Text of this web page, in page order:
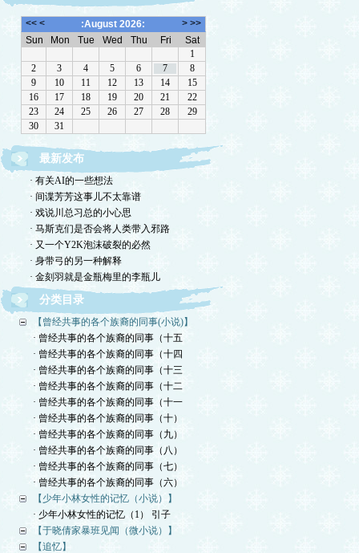
最新发布
· 有关AI的一些想法
· 间谍芳芳这事儿不太靠谱
· 戏说川总习总的小心思
· 马斯克们是否会将人类带入邪路
· 又一个Y2K泡沫破裂的必然
· 身带弓的另一种解释
· 金刻羽就是金瓶梅里的李瓶儿
分类目录
【曾经共事的各个族裔的同事(小说)】
· 曾经共事的各个族裔的同事（十五
· 曾经共事的各个族裔的同事（十四
· 曾经共事的各个族裔的同事（十三
· 曾经共事的各个族裔的同事（十二
· 曾经共事的各个族裔的同事（十一
· 曾经共事的各个族裔的同事（十）
· 曾经共事的各个族裔的同事（九）
· 曾经共事的各个族裔的同事（八）
· 曾经共事的各个族裔的同事（七）
· 曾经共事的各个族裔的同事（六）
【少年小林女性的记忆（小说）】
· 少年小林女性的记忆（1） 引子
【于晓倩家暴班见闻（微小说）】
【追忆】